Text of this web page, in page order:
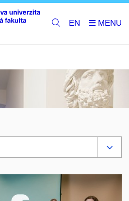
EN